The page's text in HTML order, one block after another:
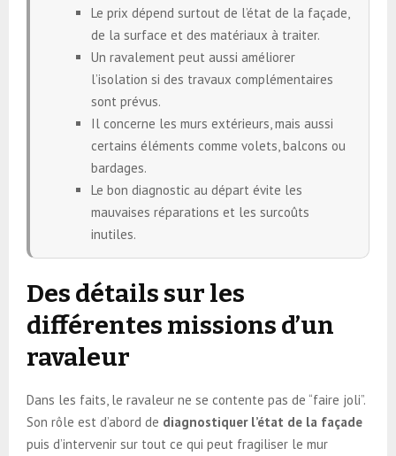
Le prix dépend surtout de l’état de la façade,
de la surface et des matériaux à traiter.
Un ravalement peut aussi améliorer
l’isolation si des travaux complémentaires
sont prévus.
Il concerne les murs extérieurs, mais aussi
certains éléments comme volets, balcons ou
bardages.
Le bon diagnostic au départ évite les
mauvaises réparations et les surcoûts
inutiles.
Des détails sur les
différentes missions d’un
ravaleur
Dans les faits, le ravaleur ne se contente pas de “faire joli”.
Son rôle est d’abord de diagnostiquer l’état de la façade
puis d’intervenir sur tout ce qui peut fragiliser le mur